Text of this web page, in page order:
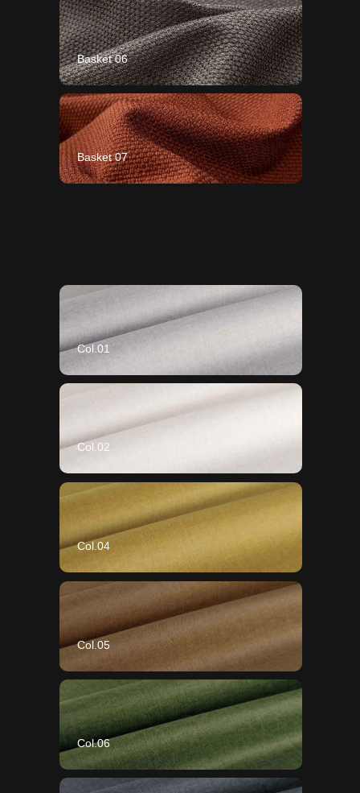
Basket 06
Basket 07
Col.01
Col.02
Col.04
Col.05
Col.06